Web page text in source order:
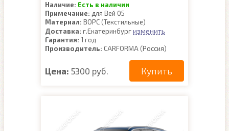
Наличие: Есть в наличии
Примечание: для Вей 05
Материал: ВОРС (Текстильные)
Доставка: г.Екатеринбургизменить
Гарантия: 1 год
Производитель: CARFORMA (Россия)
Цена: 5300 руб. Купить